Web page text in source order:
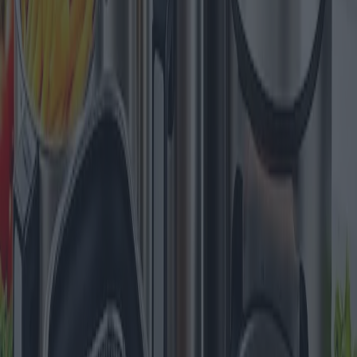
Sterling del Culinary Health Institute, suggerisce che la moderazione
e la scelta appropriata dell'olio possono integrare i cibi fritti in una
dieta equilibrata senza significativi danni alla salute.
È fondamentale che i consumatori considerino non solo le
potenzialità tecnologiche di queste friggitrici, ma anche fattori pratici
come lo spazio di archiviazione, la facilità di pulizia e la
multifunzionalità. Leggere le recensioni degli utenti e le opinioni
degli esperti può aiutare a orientarsi tra la miriade di opzioni
meglio delle tradizioni passate unite alle innovazioni future,
lasciando ai consumatori la possibilità di gustare ogni volta la
perfetta prelibatezza croccante.
Publicato
:
Potrebbe interessarti